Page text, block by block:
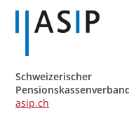
Schweizerischer
asip.ch